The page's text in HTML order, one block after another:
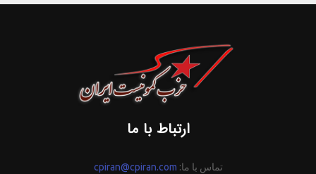
ارتباط با ما
تماس با ما: cpiran@cpiran.com